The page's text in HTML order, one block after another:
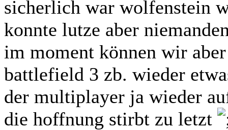
sicherlich war wolfenstein
konnte lutze aber
im moment können wir
battlefield 3 zb. wieder
der multiplayer ja wieder
die hoffnung stirbt zu letzt